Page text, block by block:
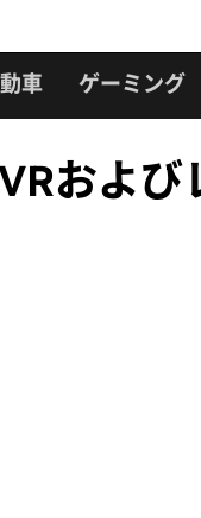
車 ゲーミング
およ